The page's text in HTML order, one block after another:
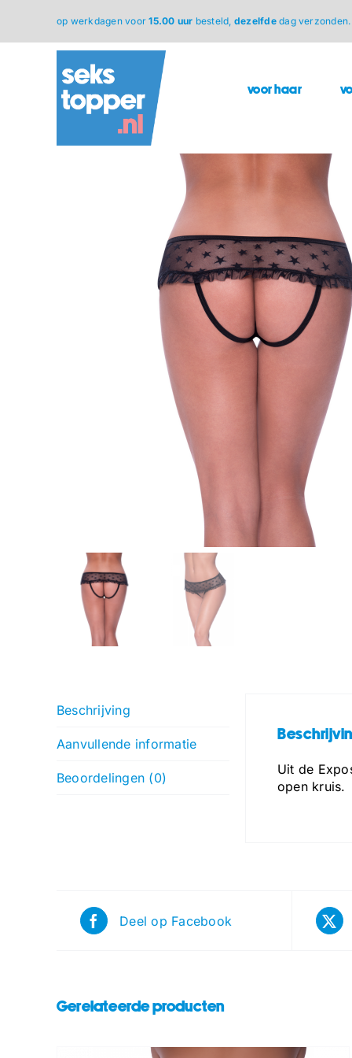
inhoud
op werkdagen voor15.00 uur besteld, dezelfdedag
voor haar
Beschrijving
Aanvullende informatie
Beoordelingen (0)
Uit de
open kruis.
Deel op Facebook
Gerelateerde producten